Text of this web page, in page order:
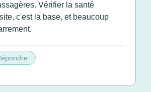
Vérifier la santé
c'est la base, et beaucoup